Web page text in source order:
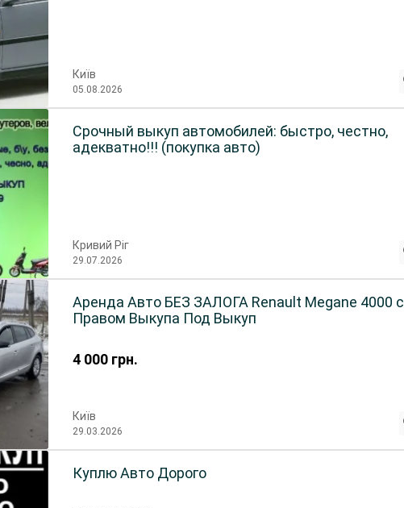
Київ
05.08.2026
Срочный выкуп автомобилей: быстро, честно,
адекватно!!! (покупка авто)
Кривий Ріг
29.07.2026
4 000 грн.
Аренда Авто БЕЗ ЗАЛОГА Renault Megane 4000 с
Правом Выкупа Под Выкуп
Київ
29.03.2026
Куплю Авто Дорого